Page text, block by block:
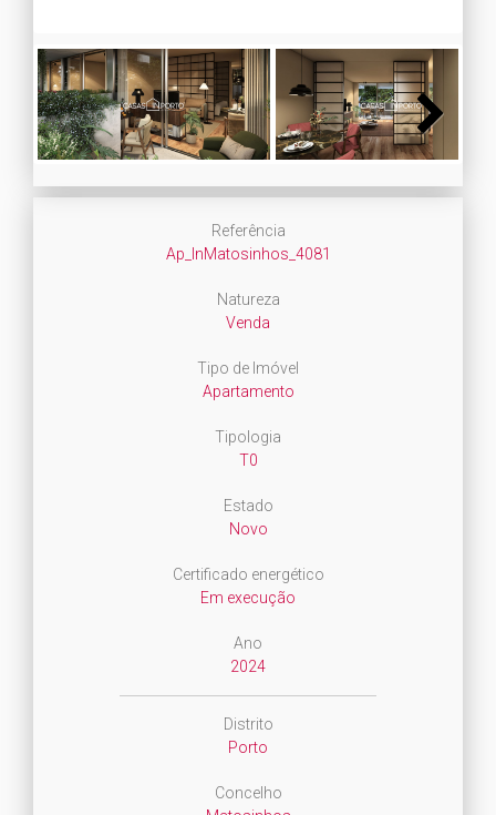
Next
Referência
Ap_InMatosinhos_4081
Natureza
Venda
Tipo de Imóvel
Apartamento
Tipologia
T0
Estado
Novo
Certificado energético
Em execução
Ano
2024
Distrito
Porto
Concelho